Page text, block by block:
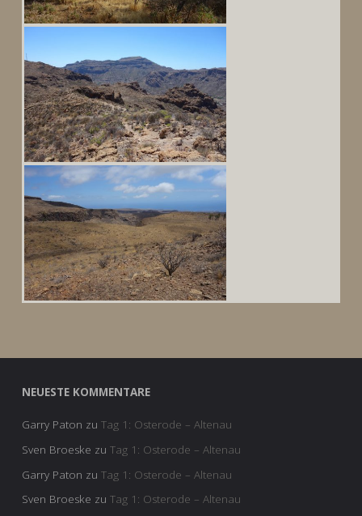
NEUESTE KOMMENTARE
Garry Paton zu Tag 1: Osterode – Altenau
Sven Broeske zu Tag 1: Osterode – Altenau
Garry Paton zu Tag 1: Osterode – Altenau
Sven Broeske zu Tag 1: Osterode – Altenau